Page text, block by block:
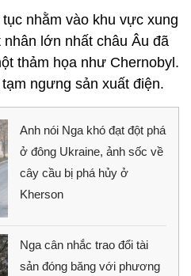
nhằm vào khu vực xung
lớn nhất châu Âu đã
thảm họa như Chernobyl.
ngưng sản xuất điện.
Anh nói Nga khó đạt đột phá
ở đông Ukraine, ảnh sốc về
cây cầu bị phá hủy ở
Kherson
Nga cân nhắc trao đổi tài
sản đóng băng với phương